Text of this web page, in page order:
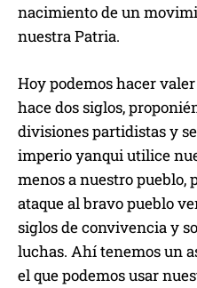
nacimiento de un
nuestra Patria.
Hoy podemos hacer
hace dos siglos,
divisiones partidistas y
imperio yanqui utilice
menos a nuestro pueblo,
ataque al bravo pueblo
siglos de convivencia y
luchas. Ahí tenemos un
el que podemos usar